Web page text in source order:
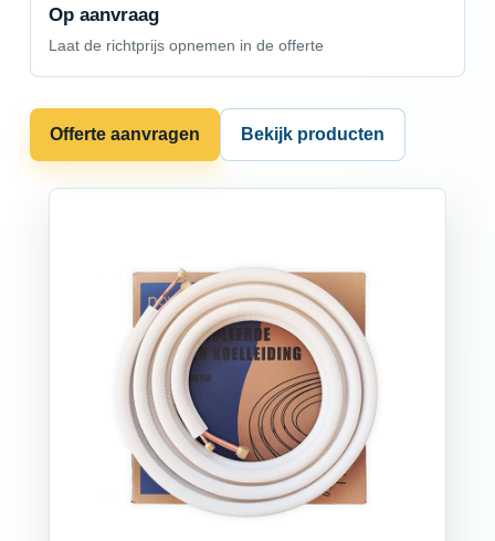
Op aanvraag
Laat de richtprijs opnemen in de offerte
Offerte aanvragen Bekijk producten